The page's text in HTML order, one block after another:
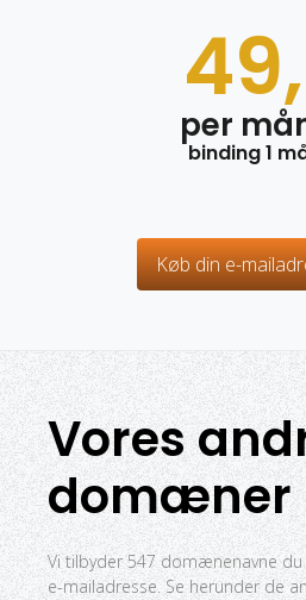
per
binding 1
Køb din e-
Vores
domæner
Vi tilbyder 547 domænenavne du
e-mailadresse. Se herunder de